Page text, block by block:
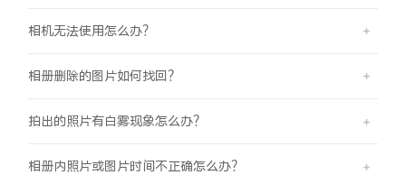
相机无法使用怎么办？
相册删除的图片如何找回？
拍出的照片有白雾现象怎么办？
相册内照片或图片时间不正确怎么办？